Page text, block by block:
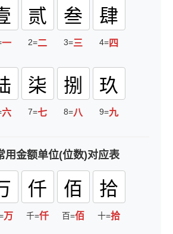
一
贰
2=二
叁
3=三
肆
4=四
六
柒
7=七
捌
8=八
玖
9=九
用金额单位(位数)对应表
万
仟
千=仟
佰
百=佰
拾
十=拾